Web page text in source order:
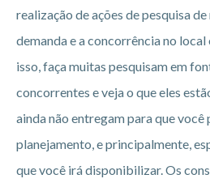
realização de ações de pesquisa
demanda e a concorrência no
isso, faça muitas pesquisam em
concorrentes e veja o que eles
ainda não entregam para que você
planejamento, e principalmente,
que você irá disponibilizar. Os